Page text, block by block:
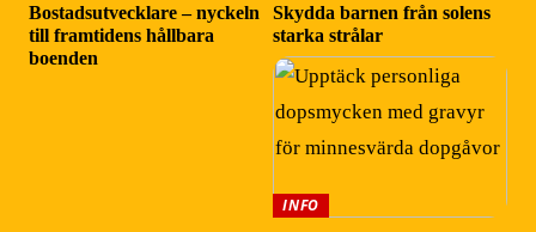
Bostadsutvecklare – nyckeln
till framtidens hållbara
boenden
Skydda barnen från solens
starka strålar
INFO